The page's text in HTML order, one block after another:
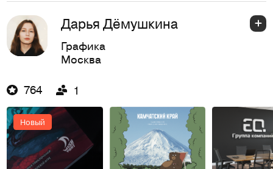
Дарья Дёмушкина
Графика
Москва
764 1
Новый